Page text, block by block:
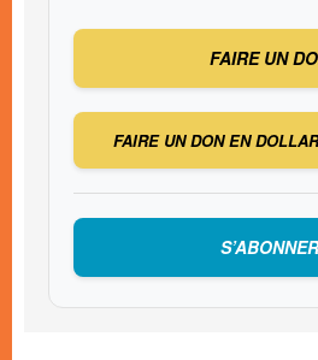
FAIRE UN
FAIRE UN DON EN
S’ABONNER